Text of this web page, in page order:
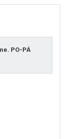
PO-PÁ